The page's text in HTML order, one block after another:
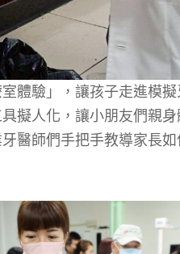
體驗」，讓孩子走進模
擬人化，讓小朋友們親
醫師們手把手教導家長